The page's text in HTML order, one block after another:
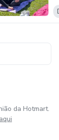
da Hotmart.